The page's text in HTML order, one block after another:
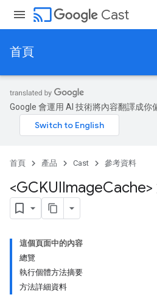
cast Cast
首頁
Google 會運用 AI 技術將內容翻譯成你
首頁 產品 Cast 參考資料
<GCKUIImageCache>
這個頁面中的內容
總覽
執行個體方法摘要
方法詳細資料